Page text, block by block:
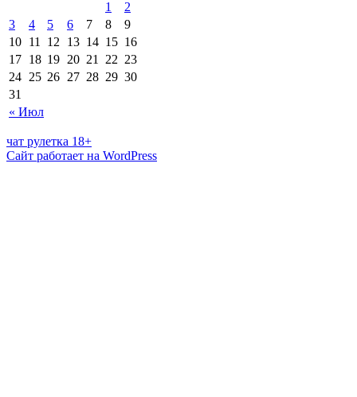
« Июл
1
2
3
4 5 6 7 8
9
10 11 12 13 14 15 16
17 18 19 20 21 22 23
24 25 26 27 28 29 30
31
чат рулетка 18+
Сайт работает на WordPress